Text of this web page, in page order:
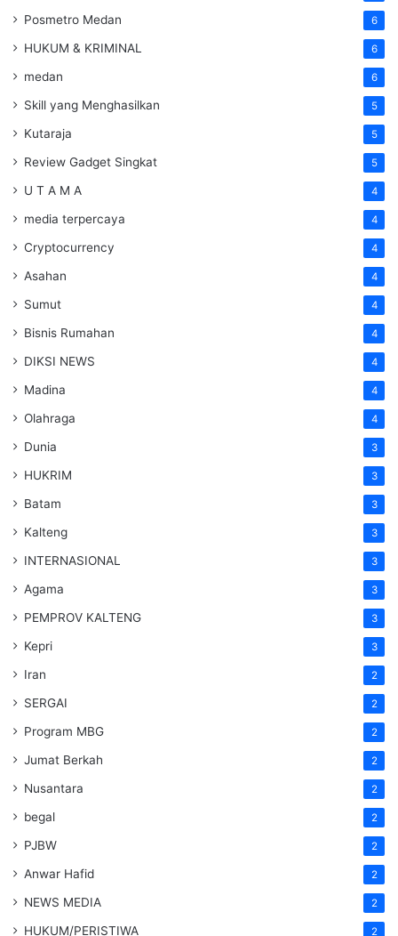
Posmetro Medan 6
HUKUM & KRIMINAL 6
medan 6
Skill yang Menghasilkan 5
Kutaraja 5
Review Gadget Singkat 5
U T A M A 4
media terpercaya 4
Cryptocurrency 4
Asahan 4
Sumut 4
Bisnis Rumahan 4
DIKSI NEWS 4
Madina 4
Olahraga 4
Dunia 3
HUKRIM 3
Batam 3
Kalteng 3
INTERNASIONAL 3
Agama 3
PEMPROV KALTENG 3
Kepri 3
Iran 2
SERGAI 2
Program MBG 2
Jumat Berkah 2
Nusantara 2
begal 2
PJBW 2
Anwar Hafid 2
NEWS MEDIA 2
HUKUM/PERISTIWA 2